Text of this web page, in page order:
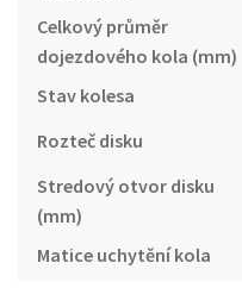
Celkový průměr
dojezdového kola (mm)
Stav kolesa
Rozteč disku
Stredový otvor disku
(mm)
Matice uchytění kola